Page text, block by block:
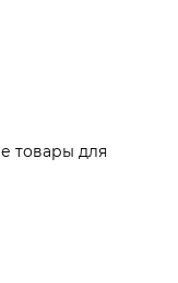
товары для